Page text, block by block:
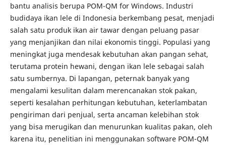
bantu analisis berupa POM-QM for Windows. Industri
budidaya ikan lele di Indonesia berkembang pesat, menjadi
salah satu produk ikan air tawar dengan peluang pasar
yang menjanjikan dan nilai ekonomis tinggi. Populasi yang
meningkat juga mendesak kebutuhan akan pangan sehat,
terutama protein hewani, dengan ikan lele sebagai salah
satu sumbernya. Di lapangan, peternak banyak yang
mengalami kesulitan dalam merencanakan stok pakan,
seperti kesalahan perhitungan kebutuhan, keterlambatan
pengiriman dari penjual, serta ancaman kelebihan stok
yang bisa merugikan dan menurunkan kualitas pakan, oleh
karena itu, penelitian ini menggunakan software POM-QM